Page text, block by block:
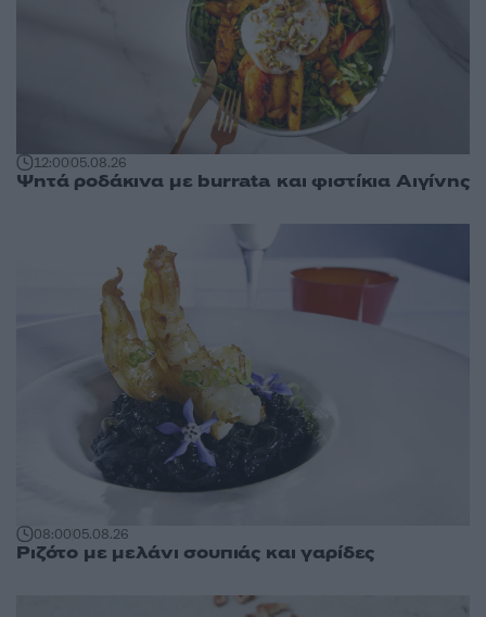
12:0005.08.26
Ψητά ροδάκινα με burrata και φιστίκια Αιγίνης
08:0005.08.26
Ριζότο με μελάνι σουπιάς και γαρίδες